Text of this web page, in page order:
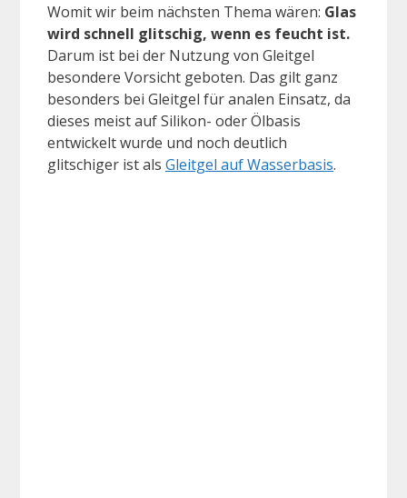
Womit wir beim nächsten Thema wären: Glas
wird schnell glitschig, wenn es feucht ist.
Darum ist bei der Nutzung von Gleitgel
besondere Vorsicht geboten. Das gilt ganz
besonders bei Gleitgel für analen Einsatz, da
dieses meist auf Silikon- oder Ölbasis
entwickelt wurde und noch deutlich
glitschiger ist als Gleitgel auf Wasserbasis.